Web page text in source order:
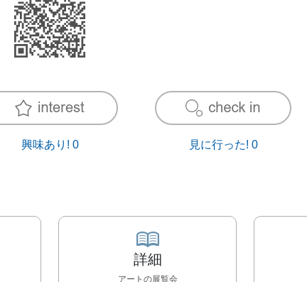
興味あり! 0 見に行った! 0
詳細
アート の展覧会